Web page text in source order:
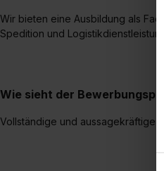
Wir bieten eine Ausbildung als
Spedition und
Wie sieht der
Vollständige und aussagekräftige